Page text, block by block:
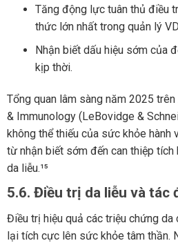
Tăng động lực tuân thủ điều
thức lớn nhất trong quản lý
Nhận biết dấu hiệu sớm của
kịp thời.
Tổng quan lâm sàng năm 2025
& Immunology (LeBovidge &
không thể thiếu của sức khỏe hành
từ nhận biết sớm đến can thiệp
da liễu.¹⁵
5.6. Điều trị da liễu và tác
Điều trị hiệu quả các triệu chứng
lại tích cực lên sức khỏe tâm thần.